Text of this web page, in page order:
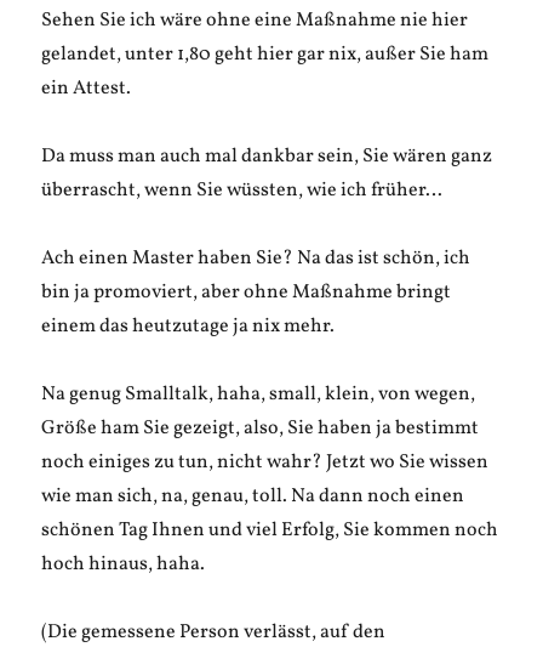
Sehen Sie ich wäre ohne eine Maßnahme nie hier
gelandet, unter 1,80 geht hier gar nix, außer Sie ham
ein Attest.
Da muss man auch mal dankbar sein, Sie wären ganz
überrascht, wenn Sie wüssten, wie ich früher…
Ach einen Master haben Sie? Na das ist schön, ich
bin ja promoviert, aber ohne Maßnahme bringt
einem das heutzutage ja nix mehr.
Na genug Smalltalk, haha, small, klein, von wegen,
Größe ham Sie gezeigt, also, Sie haben ja bestimmt
noch einiges zu tun, nicht wahr? Jetzt wo Sie wissen
wie man sich, na, genau, toll. Na dann noch einen
schönen Tag Ihnen und viel Erfolg, Sie kommen noch
hoch hinaus, haha.
(Die gemessene Person verlässt, auf den